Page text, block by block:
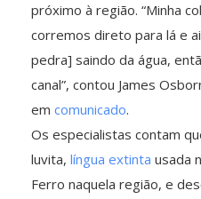
próximo à região. “Minha
corremos direto para lá e
pedra] saindo da água,
canal”, contou James
em comunicado.
Os especialistas contam
luvita, língua extinta usada
Ferro naquela região, e